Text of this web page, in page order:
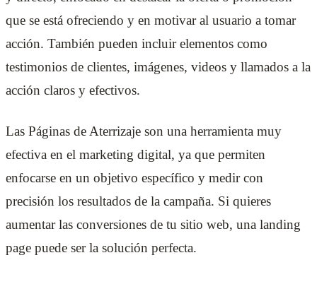
que se está ofreciendo y en motivar al usuario a tomar
acción. También pueden incluir elementos como
testimonios de clientes, imágenes, videos y llamados a la
acción claros y efectivos.
Las Páginas de Aterrizaje son una herramienta muy
efectiva en el marketing digital, ya que permiten
enfocarse en un objetivo específico y medir con
precisión los resultados de la campaña. Si quieres
aumentar las conversiones de tu sitio web, una landing
page puede ser la solución perfecta.